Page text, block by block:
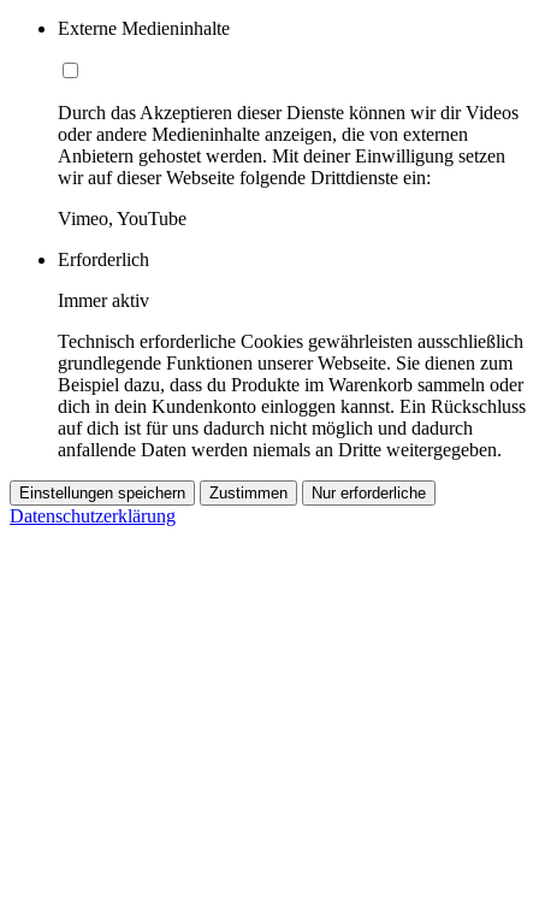
Externe Medieninhalte
Durch das Akzeptieren dieser Dienste können wir dir Videos
oder andere Medieninhalte anzeigen, die von externen
Anbietern gehostet werden. Mit deiner Einwilligung setzen
wir auf dieser Webseite folgende Drittdienste ein:
Vimeo, YouTube
Erforderlich
Immer aktiv
Technisch erforderliche Cookies gewährleisten ausschließlich
grundlegende Funktionen unserer Webseite. Sie dienen zum
Beispiel dazu, dass du Produkte im Warenkorb sammeln oder
dich in dein Kundenkonto einloggen kannst. Ein Rückschluss
auf dich ist für uns dadurch nicht möglich und dadurch
anfallende Daten werden niemals an Dritte weitergegeben.
Einstellungen speichern Zustimmen Nur erforderliche
Datenschutzerklärung